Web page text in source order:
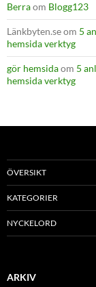
Berraom Blogg123
Länkbyten.seom 5
hemsida verktyg
gör hemsidaom 5
hemsida verktyg
ÖVERSIKT
KATEGORIER
NYCKELORD
ARKIV